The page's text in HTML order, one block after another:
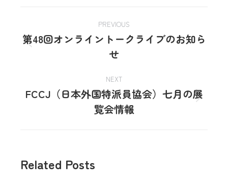
PREVIOUS
第48回オンライントークライブのお知ら
せ
NEXT
FCCJ（日本外国特派員協会）七月の展
覧会情報
Related Posts